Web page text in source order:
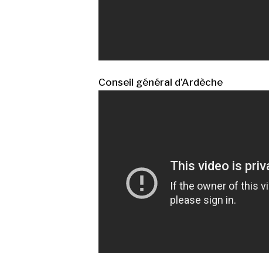
Conseil général d’Ardèche